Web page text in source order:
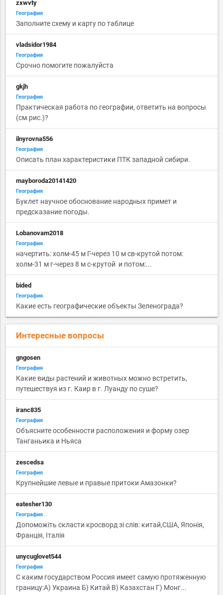
zxwvty
География
Заполните схему и карту по таблице
vladsidor1984
География
Срочно помогите пожалуйста
gkjh
География
Практическая работа по географии, ответить на вопросы
(см.рис.)?
ilnyrovna556
География
Описать план характеристики ПТК западной сибири.
mayboroda20141420
География
Буклет научное обоснование народных примет и
предсказание погоды.
Lobanovam2018
География
начертить: холм-45 м Г-через 10 м св-крутой потом:
холм-31 м г-через 8 м с-крутой и потом:...
bided
География
Какие есть географические объекты Зеленограда?
Интересные вопросы
gngosen
География
Какие виды растений и животных можно встретить,
путешествуя из г. Каир в г. Луанду по суше?
iranc835
География
Объясните особенности расположения и форму озер
Танганьика и Ньяса
zescedsa
География
Крупнейшие левые и правые притоки Амазонки?
eatesher130
География
Допоможіть скласти кросворд зі слів: китай,США, Японія,
Франція, Італія
unycuglovet544
География
С каким государством Россия имеет самую протяженную
границу:А) Украина Б) Китай В) Казахстан Г) Монг...